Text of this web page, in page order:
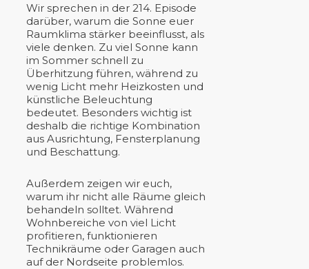
Wir sprechen in der 214. Episode
darüber, warum die Sonne euer
Raumklima stärker beeinflusst, als
viele denken. Zu viel Sonne kann
im Sommer schnell zu
Überhitzung führen, während zu
wenig Licht mehr Heizkosten und
künstliche Beleuchtung
bedeutet. Besonders wichtig ist
deshalb die richtige Kombination
aus Ausrichtung, Fensterplanung
und Beschattung.
Außerdem zeigen wir euch,
warum ihr nicht alle Räume gleich
behandeln solltet. Während
Wohnbereiche von viel Licht
profitieren, funktionieren
Technikräume oder Garagen auch
auf der Nordseite problemlos.